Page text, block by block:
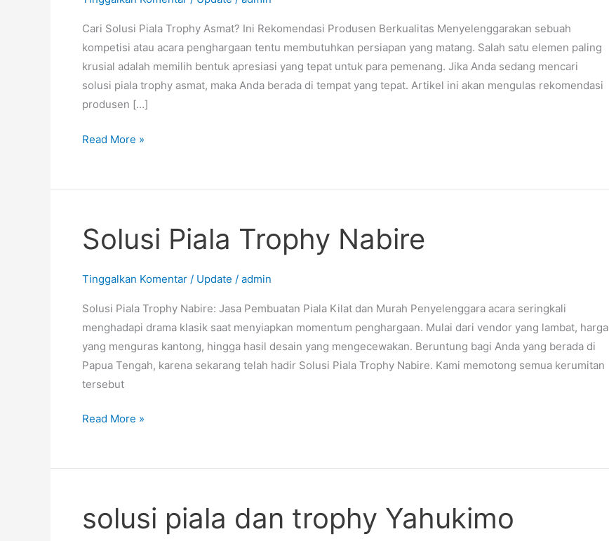
Cari Solusi Piala Trophy Asmat? Ini Rekomendasi Produsen Berkualitas Menyelenggarakan sebuah
kompetisi atau acara penghargaan tentu membutuhkan persiapan yang matang. Salah satu elemen paling
krusial adalah memilih bentuk apresiasi yang tepat untuk para pemenang. Jika Anda sedang mencari
solusi piala trophy asmat, maka Anda berada di tempat yang tepat. Artikel ini akan mengulas rekomendasi
produsen […]
asmat
Read More »
Solusi Piala Trophy Nabire
Tinggalkan Komentar / Update / admin
Solusi Piala Trophy Nabire: Jasa Pembuatan Piala Kilat dan Murah Penyelenggara acara seringkali
menghadapi drama klasik saat menyiapkan momentum penghargaan. Mulai dari vendor yang lambat, harga
yang menguras kantong, hingga hasil desain yang mengecewakan. Beruntung bagi Anda yang berada di
Papua Tengah, karena sekarang telah hadir Solusi Piala Trophy Nabire. Kami memotong semua kerumitan
tersebut
Solusi
Piala
Nabire
Read More »
solusi piala dan trophy Yahukimo
piala